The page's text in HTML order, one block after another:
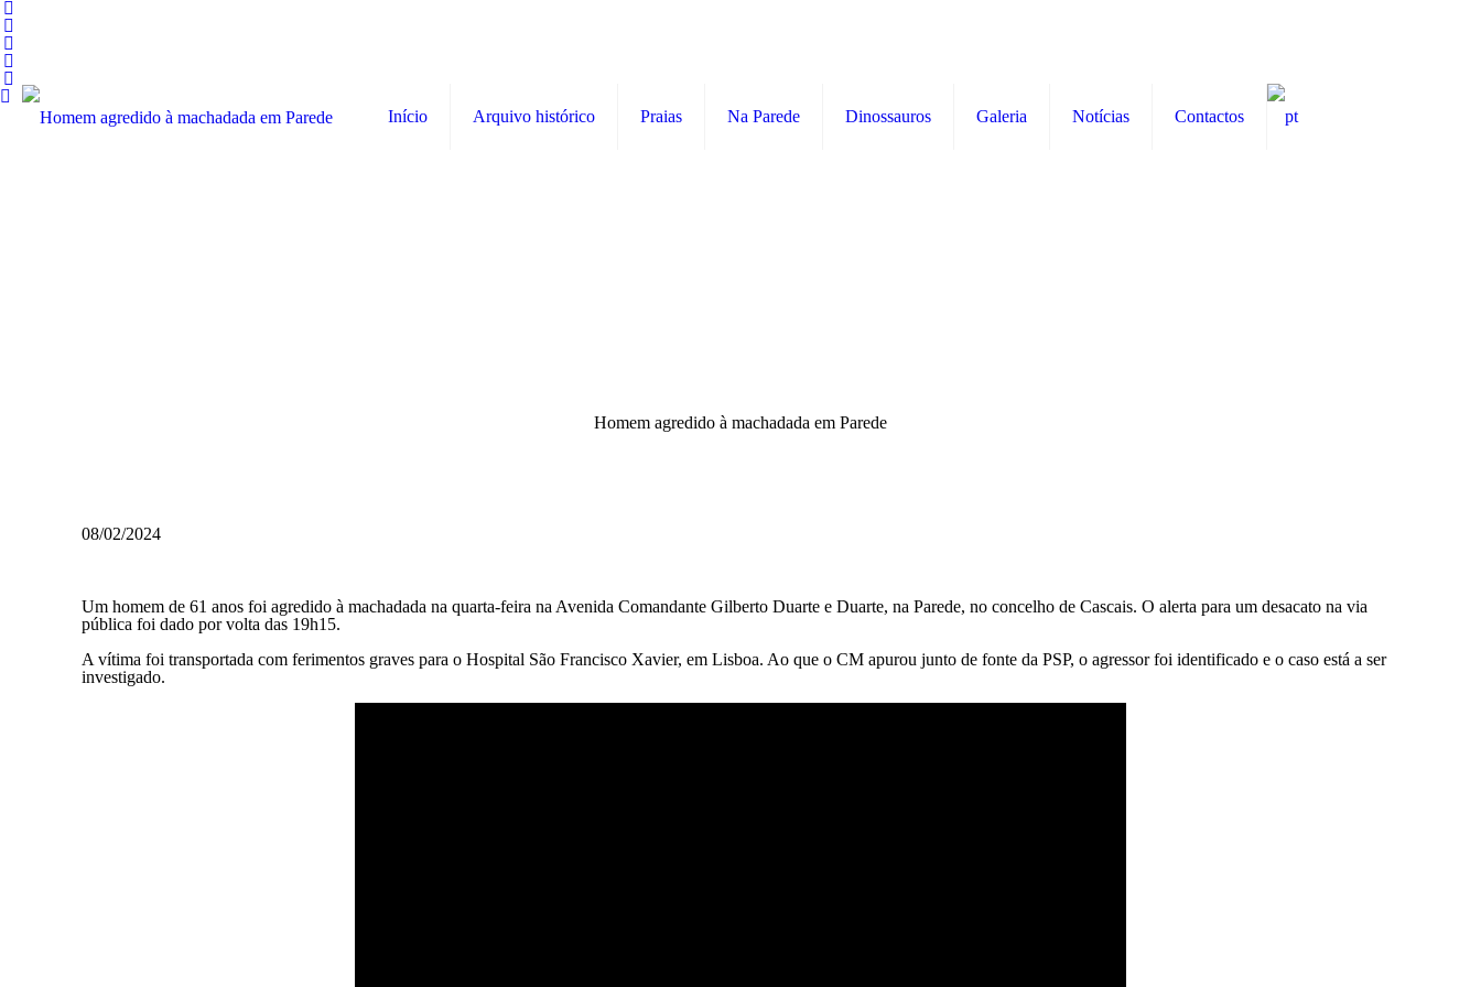
Início Arquivo histórico Praias Na Parede Dinossauros Galeria Notícias Contactos
Homem agredido à machadada em Parede
08/02/2024
Um homem de 61 anos foi agredido à machadada na quarta-feira na Avenida Comandante Gilberto Duarte e Duarte, na Parede, no concelho de Cascais. O alerta para um desacato na via
pública foi dado por volta das 19h15.
A vítima foi transportada com ferimentos graves para o Hospital São Francisco Xavier, em Lisboa. Ao que o CM apurou junto de fonte da PSP, o agressor foi identificado e o caso está a ser
investigado.